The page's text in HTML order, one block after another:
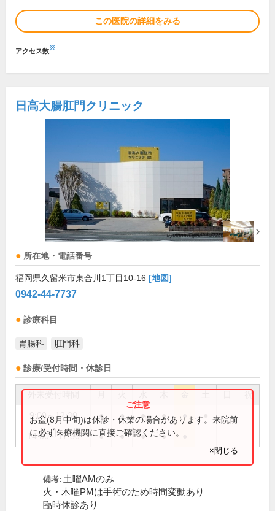
この医院の詳細をみる
アクセス数※
日高大腸肛門クリニック
所在地・電話番号
福岡県久留米市東合川1丁目10-16 [地図]
0942-44-7737
診療科目
胃腸科 肛門科
診療/受付時間・休診日
祝
9:00～12:30 ● ● ● ● ●
14:00～17:30 ● ● ● ●
お盆(8月中旬)は休診・休業の場合があります。来院前
に必ず医療機関に直接ご確認ください。
×閉じる
備考: 土曜AMのみ
火・木曜PMは手術のため時間変動あり
臨時休診あり